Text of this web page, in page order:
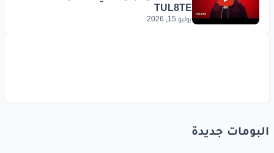
يوليو 15, 2026
البومات جديدة